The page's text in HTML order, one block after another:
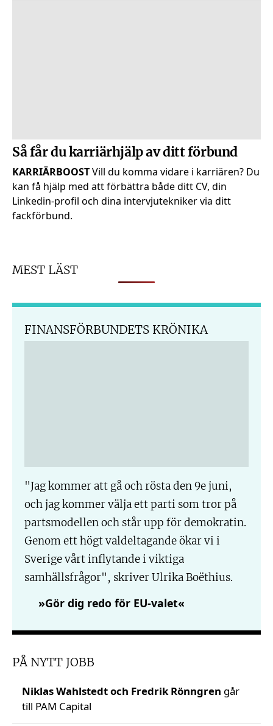
Så får du karriärhjälp av ditt förbund
KARRIÄRBOOSTVill du komma vidare i karriären? Du
kan få hjälp med att förbättra både ditt CV, din
Linkedin-profil och dina intervju­tekniker via ditt
fackförbund.
MEST LÄST
FINANSFÖRBUNDETS KRÖNIKA
"Jag kommer att gå och rösta den 9e juni,
och jag kommer välja ett parti som tror på
partsmodellen och står upp för demokratin.
Genom ett högt valdeltagande ökar vi i
Sverige vårt inflytande i viktiga
samhällsfrågor", skriver Ulrika Boëthius.
»Gör dig redo för EU-valet«
PÅ NYTT JOBB
Niklas Wahlstedt och Fredrik Rönngren går
till PAM Capital